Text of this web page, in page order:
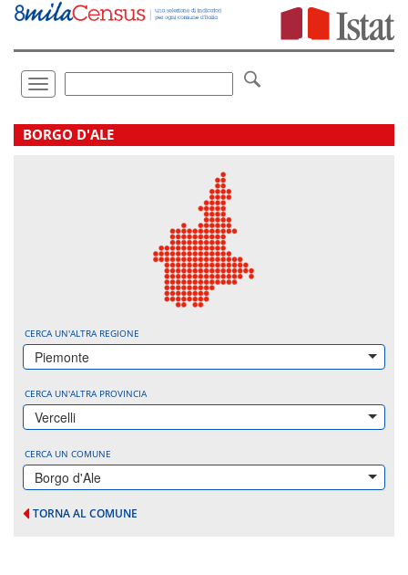
Vai
direttamente
Toggle
navigation
.
BORGO D'ALE
CERCA UN'ALTRA REGIONE
Piemonte
CERCA UN'ALTRA PROVINCIA
Vercelli
CERCA UN COMUNE
Borgo d'Ale
TORNA AL COMUNE